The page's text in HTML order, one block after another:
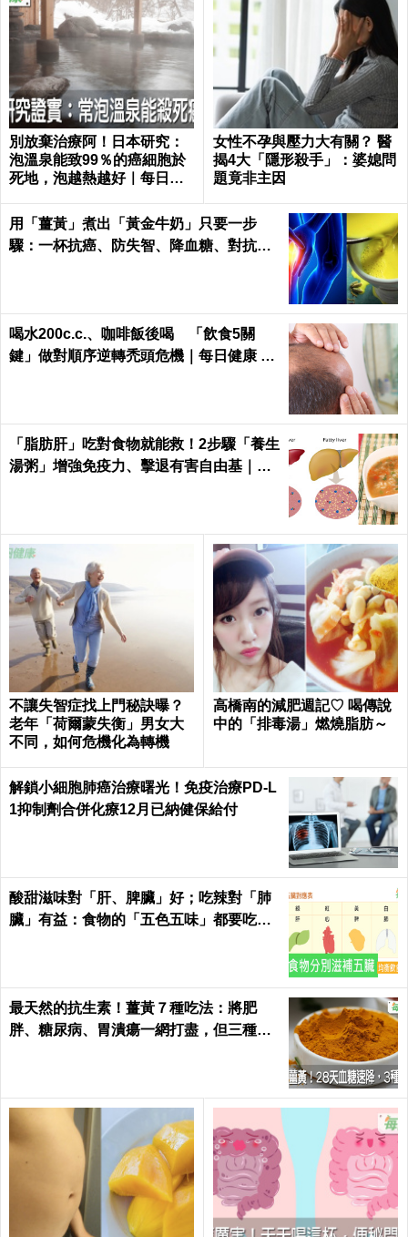
別放棄治療阿！日本研究：
泡溫泉能致99％的癌細胞於
死地，泡越熱越好｜每日健
女性不孕與壓力大有關？ 醫
揭4大「隱形殺手」：婆媳問
題竟非主因
用「薑黃」煮出「黃金牛奶」只要一步
驟：一杯抗癌、防失智、降血糖、對抗關
喝水200c.c.、咖啡飯後喝 「飲食5關
鍵」做對順序逆轉禿頭危機｜每日健康 He
「脂肪肝」吃對食物就能救！2步驟「養生
湯粥」增強免疫力、擊退有害自由基｜每
不讓失智症找上門秘訣曝？
老年「荷爾蒙失衡」男女大
不同，如何危機化為轉機
高橋南的減肥週記♡ 喝傳說
中的「排毒湯」燃燒脂肪～
解鎖小細胞肺癌治療曙光！免疫治療PD-L
1抑制劑合併化療12月已納健保給付
酸甜滋味對「肝、脾臟」好；吃辣對「肺
臟」有益：食物的「五色五味」都要吃，
最天然的抗生素！薑黃７種吃法：將肥
胖、糖尿病、胃潰瘍一網打盡，但三種人